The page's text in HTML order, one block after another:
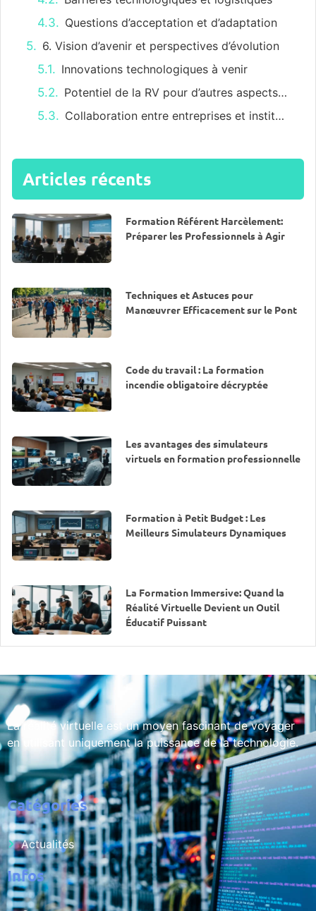
Questions d’acceptation et d’adaptation
6. Vision d’avenir et perspectives d’évolution
Innovations technologiques à venir
Potentiel de la RV pour d’autres aspects de la formation HSE
Collaboration entre entreprises et institutions pédagogiques
Articles récents
Formation Référent Harcèlement:
Préparer les Professionnels à Agir
Techniques et Astuces pour
Manœuvrer Efficacement sur le Pont
Code du travail : La formation
incendie obligatoire décryptée
Les avantages des simulateurs
virtuels en formation professionnelle
Formation à Petit Budget : Les
Meilleurs Simulateurs Dynamiques
La Formation Immersive: Quand la
Réalité Virtuelle Devient un Outil
Éducatif Puissant
La réalité virtuelle est un moyen fascinant de voyager
en utilisant uniquement la puissance de la technologie.
Catégories
Actualités
Infos